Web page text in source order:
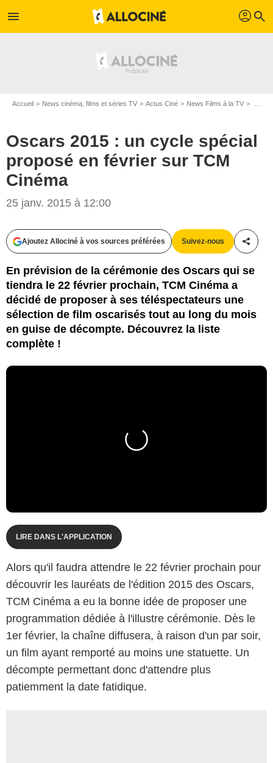
menu profil search
Accueil News cinéma, films et séries TV Actus Ciné News Films à la TV
Oscars 2015 : un cycle spécial
proposé en février sur TCM
Cinéma
25 janv. 2015 à 12:00
Ajoutez Allociné à vos sources préférées Suivez-nous
En prévision de la cérémonie des Oscars qui se
tiendra le 22 février prochain, TCM Cinéma a
décidé de proposer à ses téléspectateurs une
sélection de film oscarisés tout au long du mois
en guise de décompte. Découvrez la liste
complète !
LIRE DANS L'APPLICATION
Alors qu'il faudra attendre le 22 février prochain pour
découvrir les lauréats de l'édition 2015 des Oscars,
TCM Cinéma a eu la bonne idée de proposer une
programmation dédiée à l'illustre cérémonie. Dès le
1er février, la chaîne diffusera, à raison d'un par soir,
un film ayant remporté au moins une statuette. Un
décompte permettant donc d'attendre plus
patiemment la date fatidique.